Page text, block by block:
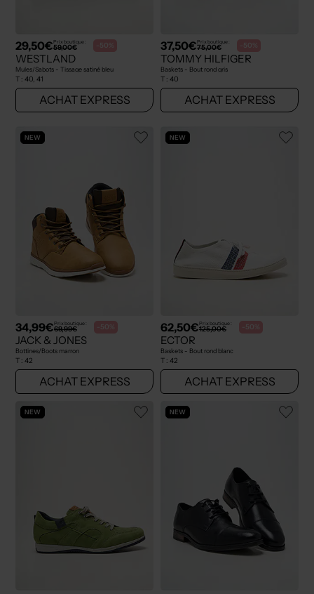
29,50€Prix boutique :
59,00€ -50%
WESTLAND
Mules/Sabots - Tissage satiné bleu
T : 40, 41
ACHAT EXPRESS
37,50€Prix boutique :
75,00€ -50%
TOMMY HILFIGER
Baskets - Bout rond gris
T : 40
ACHAT EXPRESS
NEW
34,99€Prix boutique :
69,99€ -50%
JACK & JONES
Bottines/Boots marron
T : 42
ACHAT EXPRESS
NEW
62,50€Prix boutique :
125,00€ -50%
ECTOR
Baskets - Bout rond blanc
T : 42
ACHAT EXPRESS
NEW NEW